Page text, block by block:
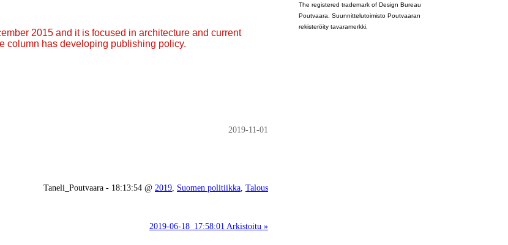
2015 and it is focused in architecture and current
column has developing publishing policy.
2019-11-01
Taneli_Poutvaara - 18:13:54 @ 2019 Suomen politiikka Talous
2019-06-18_17:58:01 Arkistoitu »
The registered trademark of Design Bureau
Poutvaara. Suunnittelutoimisto Poutvaaran
rekisteröity tavaramerkki.